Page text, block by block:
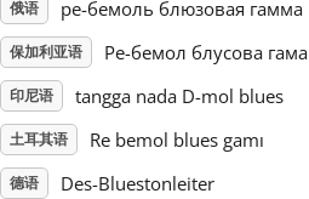
Português
Русский
Svenska
俄语 ре-бемоль блюзовая гамма
保加利亚语 Ре-бемол блусова гама
印尼语 tangga nada D-mol blues
土耳其语 Re bemol blues gamı
德语 Des-Bluestonleiter